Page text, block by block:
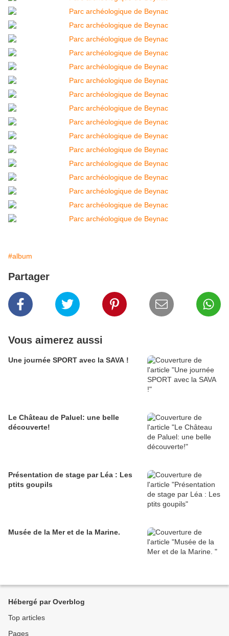
#album
Partager
Vous aimerez aussi
Une journée SPORT avec la SAVA !
Le Château de Paluel: une belle
découverte!
Présentation de stage par Léa : Les
ptits goupils
Musée de la Mer et de la Marine.
Hébergé par Overblog
Top articles
Pages